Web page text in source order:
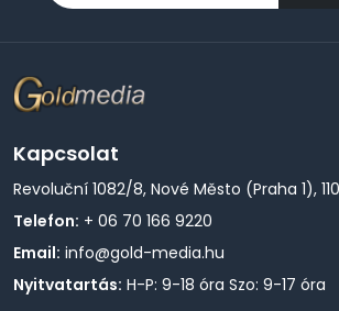
Kapcsolat
Revoluční 1082/8, Nové Město (Praha 1),
Telefon: + 06 70 166 9220
Email: info@gold-media.hu
Nyitvatartás: H-P: 9-18 óra Szo: 9-17 óra